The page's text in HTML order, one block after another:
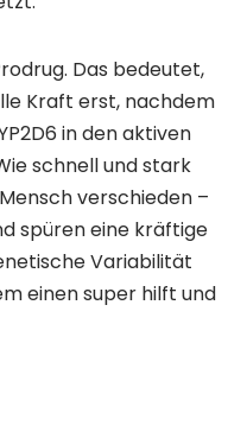
Das bedeutet,
Kraft erst, nachdem
in den aktiven
schnell und stark
verschieden –
spüren eine kräftige
Variabilität
einen super hilft und